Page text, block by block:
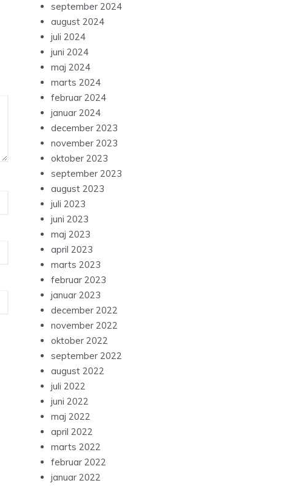
september 2024
august 2024
juli 2024
juni 2024
maj 2024
marts 2024
februar 2024
januar 2024
december 2023
november 2023
oktober 2023
september 2023
august 2023
juli 2023
juni 2023
maj 2023
april 2023
marts 2023
februar 2023
januar 2023
december 2022
november 2022
oktober 2022
september 2022
august 2022
juli 2022
juni 2022
maj 2022
april 2022
marts 2022
februar 2022
januar 2022